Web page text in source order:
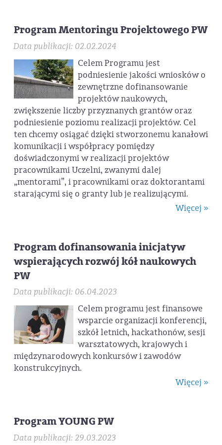
Program Mentoringu Projektowego PW
Data publikacji: 02.02.2024
Celem Programu jest
podniesienie jakości wniosków o
zewnętrzne dofinansowanie
projektów naukowych,
zwiększenie liczby przyznanych grantów oraz
podniesienie poziomu realizacji projektów. Cel
ten chcemy osiągać dzięki stworzonemu kanałowi
komunikacji i współpracy pomiędzy
doświadczonymi w realizacji projektów
pracownikami Uczelni, zwanymi dalej
„mentorami”, i pracownikami oraz doktorantami
starającymi się o granty lub je realizującymi.
Więcej »
Program dofinansowania inicjatyw
wspierających rozwój kół naukowych
PW
Data publikacji: 06.04.2023
Celem programu jest finansowe
wsparcie organizacji konferencji,
szkół letnich, hackathonów, sesji
warsztatowych, krajowych i
międzynarodowych konkursów i zawodów
konstrukcyjnych.
Więcej »
Program YOUNG PW
Data publikacji: 29.03.2023